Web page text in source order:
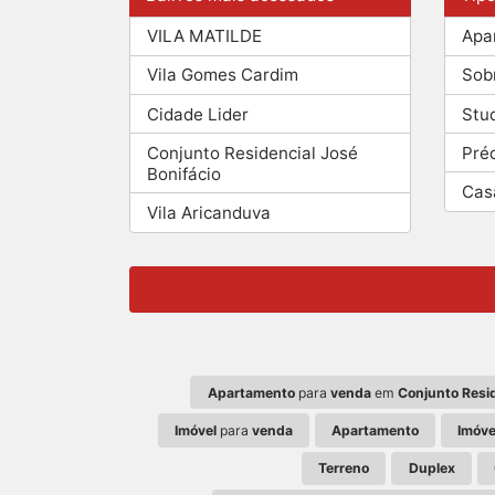
VILA MATILDE
Vila Gomes Cardim
Cidade Lider
Conjunto Residencial José
Bonifácio
Vila Aricanduva
Apartamentopara vendaem Conjunto
Imóvelpara venda Apartamento
Terreno Duplex